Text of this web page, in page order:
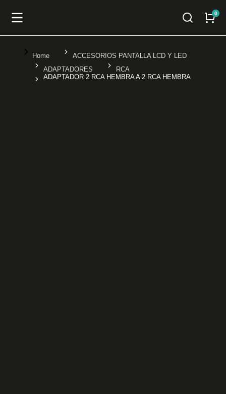
You are here:
Home
ACCESORIOS PANTALLA LCD Y LED
ADAPTADORES
RCA
ADAPTADOR 2 RCA HEMBRA A 2 RCA HEMBRA